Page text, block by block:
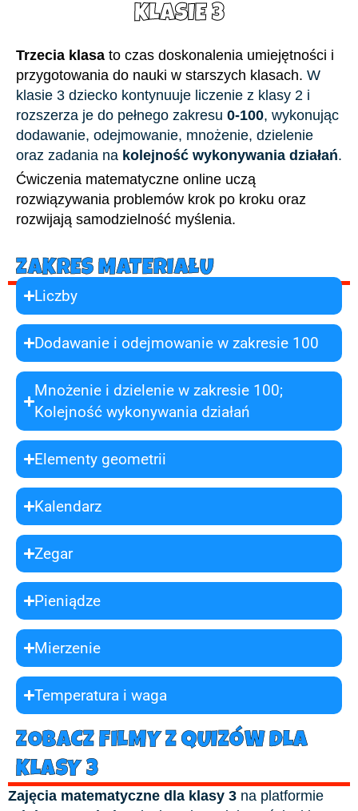
KLASIE 3
Trzecia klasa to czas doskonalenia umiejętności i
przygotowania do nauki w starszych klasach. W
klasie 3 dziecko kontynuuje liczenie z klasy 2 i
rozszerza je do pełnego zakresu 0-100, wykonując
dodawanie, odejmowanie, mnożenie, dzielenie
oraz zadania na kolejność wykonywania działań.
Ćwiczenia matematyczne online uczą
rozwiązywania problemów krok po kroku oraz
rozwijają samodzielność myślenia.
ZAKRES MATERIAŁU
Liczby
Dodawanie i odejmowanie w zakresie 100
Mnożenie i dzielenie w zakresie 100;
Kolejność wykonywania działań
Elementy geometrii
Kalendarz
Zegar
Pieniądze
Mierzenie
Temperatura i waga
ZOBACZ FILMY Z QUIZÓW DLA
KLASY 3
Zajęcia matematyczne dla klasy 3 na platformie